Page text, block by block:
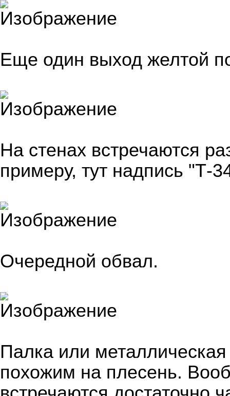
Еще один выход желтой
На стенах встречаются
примеру, тут надпись "Т-
Очередной обвал.
Палка или
похожим на плесень.